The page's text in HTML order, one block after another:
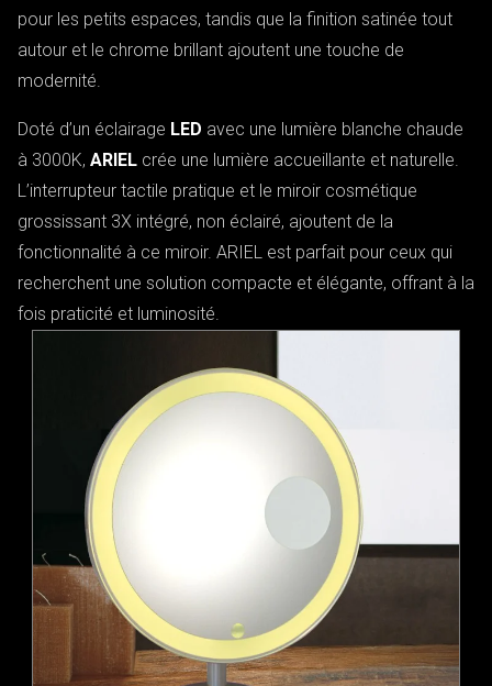
pour les petits espaces, tandis que la finition satinée tout
autour et le chrome brillant ajoutent une touche de
modernité.
Doté d’un éclairage LED avec une lumière blanche chaude
à 3000K, ARIEL crée une lumière accueillante et naturelle.
L’interrupteur tactile pratique et le miroir cosmétique
grossissant 3X intégré, non éclairé, ajoutent de la
fonctionnalité à ce miroir. ARIEL est parfait pour ceux qui
recherchent une solution compacte et élégante, offrant à la
fois praticité et luminosité.